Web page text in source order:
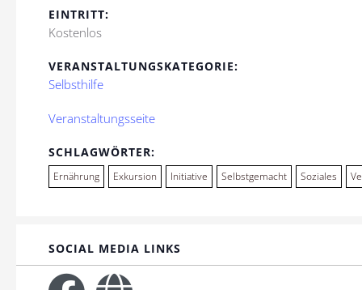
EINTRITT:
Kostenlos
VERANSTALTUNGSKATEGORIE:
Selbsthilfe
Veranstaltungsseite
SCHLAGWÖRTER:
Ernährung Exkursion Initiative Selbstgemacht Soziales
SOCIAL MEDIA LINKS